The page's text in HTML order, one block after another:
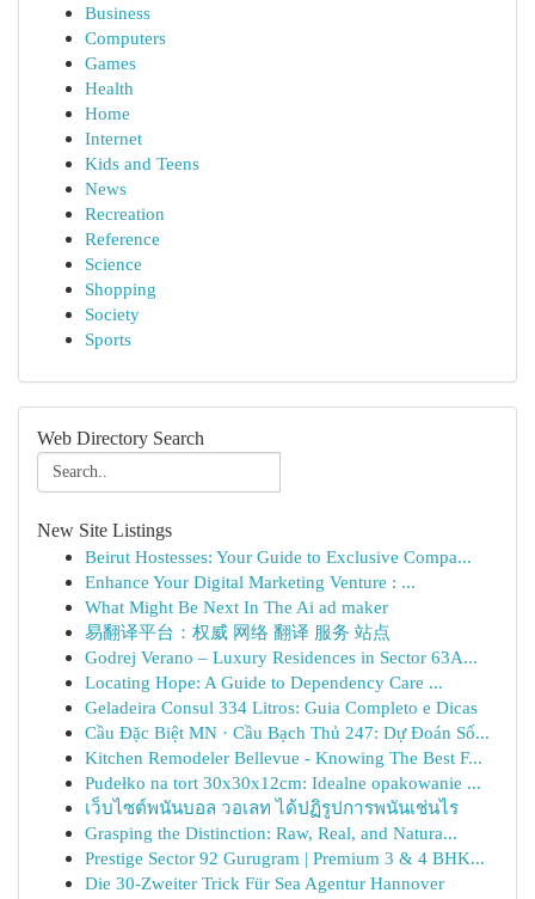
Business
Computers
Games
Health
Home
Internet
Kids and Teens
News
Recreation
Reference
Science
Shopping
Society
Sports
Web Directory Search
New Site Listings
Beirut Hostesses: Your Guide to Exclusive Compa...
Enhance Your Digital Marketing Venture : ...
What Might Be Next In The Ai ad maker
易翻译平台：权威 网络 翻译 服务 站点
Godrej Verano – Luxury Residences in Sector 63A...
Locating Hope: A Guide to Dependency Care ...
Geladeira Consul 334 Litros: Guia Completo e Dicas
Cầu Đặc Biệt MN · Cầu Bạch Thủ 247: Dự Đoán Số...
Kitchen Remodeler Bellevue - Knowing The Best F...
Pudełko na tort 30x30x12cm: Idealne opakowanie ...
เว็บไซต์พนันบอล วอเลท ได้ปฏิรูปการพนันเช่นไร
Grasping the Distinction: Raw, Real, and Natura...
Prestige Sector 92 Gurugram | Premium 3 & 4 BHK...
Die 30-Zweiter Trick Für Sea Agentur Hannover